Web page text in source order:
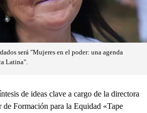
será "Mujeres en el poder: una agenda
Latina".
de ideas clave a cargo de la directora
Formación para la Equidad «Tape